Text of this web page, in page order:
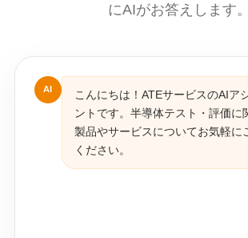
にAIがお答えします。
AI
こんにちは！ATEサービスのAIア
ントです。半導体テスト・評価に
製品やサービスについてお気軽に
ください。